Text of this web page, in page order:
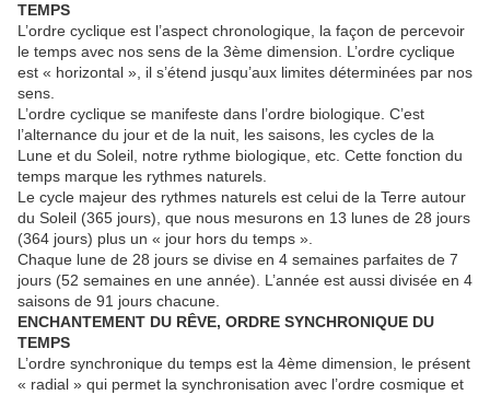
TEMPS
L’ordre cyclique est l’aspect chronologique, la façon de percevoir
le temps avec nos sens de la 3ème dimension. L’ordre cyclique
est « horizontal », il s’étend jusqu’aux limites déterminées par nos
sens.
L’ordre cyclique se manifeste dans l’ordre biologique. C’est
l’alternance du jour et de la nuit, les saisons, les cycles de la
Lune et du Soleil, notre rythme biologique, etc. Cette fonction du
temps marque les rythmes naturels.
Le cycle majeur des rythmes naturels est celui de la Terre autour
du Soleil (365 jours), que nous mesurons en 13 lunes de 28 jours
(364 jours) plus un « jour hors du temps ».
Chaque lune de 28 jours se divise en 4 semaines parfaites de 7
jours (52 semaines en une année). L’année est aussi divisée en 4
saisons de 91 jours chacune.
ENCHANTEMENT DU RÊVE, ORDRE SYNCHRONIQUE DU
TEMPS
L’ordre synchronique du temps est la 4ème dimension, le présent
« radial » qui permet la synchronisation avec l’ordre cosmique et